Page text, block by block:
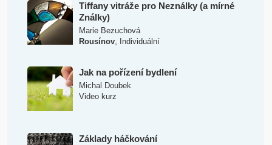
Tiffany vitráže pro Neználky (a mírné
Ználky)
Marie Bezuchová
Rousínov, Individuální
Jak na pořízení bydlení
Michal Doubek
Video kurz
Základy háčkování